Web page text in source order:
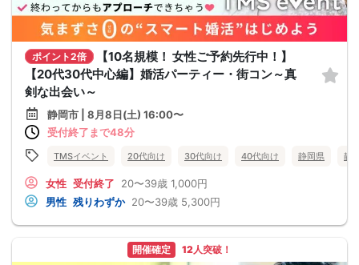
ポイント2倍
【10名規模！ 女性ご予約先行中！】
【20代30代中心編】婚活パーティー・街コン～真
剣な出会い～
静岡市 | 8月8日(土) 16:00〜
受付終了まで48分
TMSイベント 20代向け 30代向け 40代向け 静岡県 静
女性 受付終了 20〜39歳 1,000円
男性 残りわずか 20〜39歳 5,300円
開催確定 12人突破！